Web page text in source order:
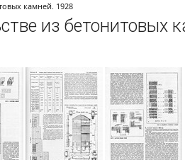
камней. 1928
из бетонитовых